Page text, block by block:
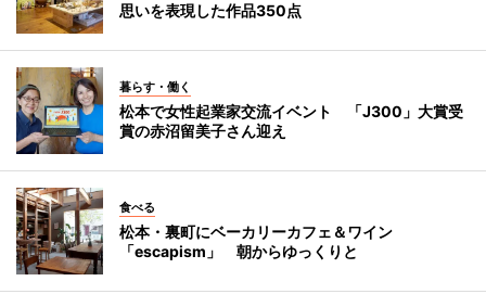
思いを表現した作品350点
暮らす・働く
松本で女性起業家交流イベント 「J300」大賞受
賞の赤沼留美子さん迎え
食べる
松本・裏町にベーカリーカフェ＆ワイン
「escapism」 朝からゆっくりと